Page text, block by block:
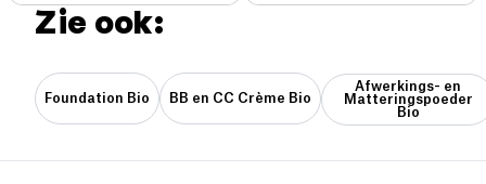
Zie ook:
Foundation Bio BB en CC Crème Bio
Afwerkings- en
Matteringspoeder
Bio